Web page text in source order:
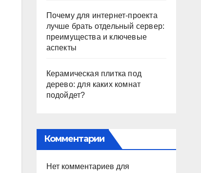
Почему для интернет-проекта
лучше брать отдельный сервер:
преимущества и ключевые
аспекты
Керамическая плитка под
дерево: для каких комнат
подойдет?
Комментарии
Нет комментариев для